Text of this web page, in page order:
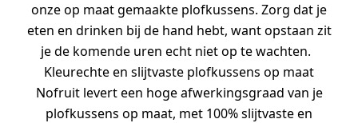
onze op maat gemaakte plofkussens. Zorg dat je
eten en drinken bij de hand hebt, want opstaan zit
je de komende uren echt niet op te wachten.
Kleurechte en slijtvaste plofkussens op maat
Nofruit levert een hoge afwerkingsgraad van je
plofkussens op maat, met 100% slijtvaste en